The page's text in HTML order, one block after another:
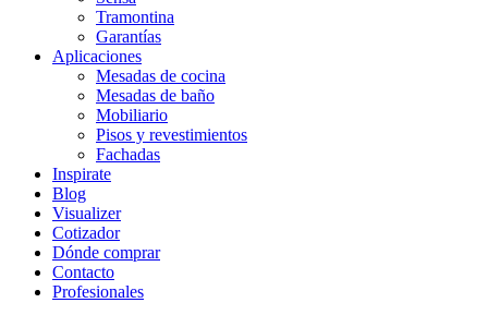
Tramontina
Garantías
Aplicaciones
Mesadas de cocina
Mesadas de baño
Mobiliario
Pisos y revestimientos
Fachadas
Inspirate
Blog
Visualizer
Cotizador
Dónde comprar
Contacto
Profesionales